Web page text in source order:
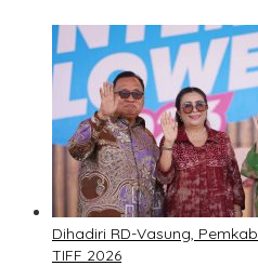
Dihadiri RD-Vasung,
TIFF 2026